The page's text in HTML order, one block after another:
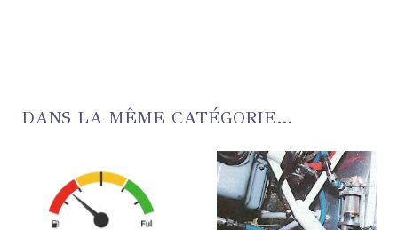
DANS LA MÊME CATÉGORIE...